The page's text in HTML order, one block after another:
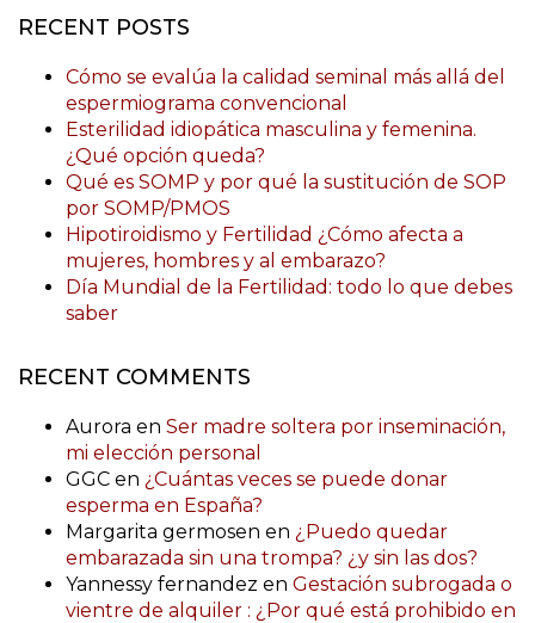
RECENT POSTS
Cómo se evalúa la calidad seminal más allá del
espermiograma convencional
Esterilidad idiopática masculina y femenina.
¿Qué opción queda?
Qué es SOMP y por qué la sustitución de SOP
por SOMP/PMOS
Hipotiroidismo y Fertilidad ¿Cómo afecta a
mujeres, hombres y al embarazo?
Día Mundial de la Fertilidad: todo lo que debes
saber
RECENT COMMENTS
Aurora en Ser madre soltera por inseminación,
mi elección personal
GGC en ¿Cuántas veces se puede donar
esperma en España?
Margarita germosen en ¿Puedo quedar
embarazada sin una trompa? ¿y sin las dos?
Yannessy fernandez en Gestación subrogada o
vientre de alquiler : ¿Por qué está prohibido en